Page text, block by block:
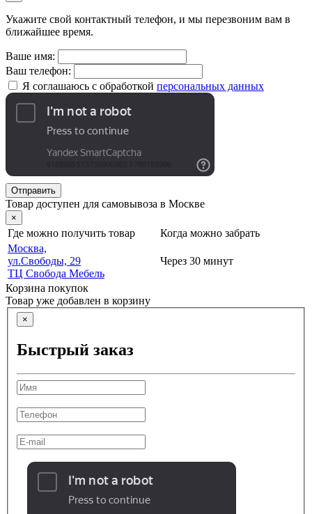
Укажите свой контактный телефон, и мы перезвоним вам в
ближайшее время.
Ваше имя:
Ваш телефон:
Я соглашаюсь с обработкой персональных данных
Отправить
Товар доступен для самовывоза в Москве
×
Где можно получить товар
Когда можно забрать
Москва,
ул.Свободы, 29
ТЦ Свобода Мебель
Через 30 минут
Корзина покупок
Товар уже добавлен в корзину
×
Быстрый заказ